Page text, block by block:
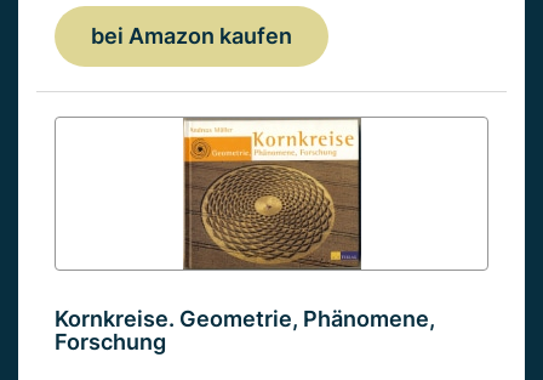
bei Amazon kaufen
Kornkreise. Geometrie, Phänomene,
Forschung